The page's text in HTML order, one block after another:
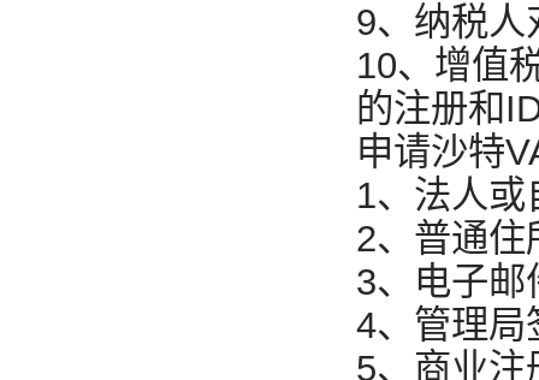
9、纳税人
10、增值
的注册和
申请沙特
1、法人
2、普通住
3、电子邮
4、管理局
5、商业注